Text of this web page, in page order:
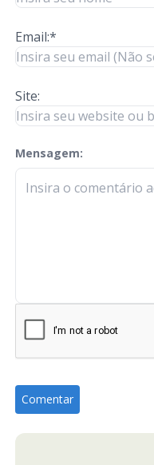
Email:*
Site:
Mensagem:
check-terms